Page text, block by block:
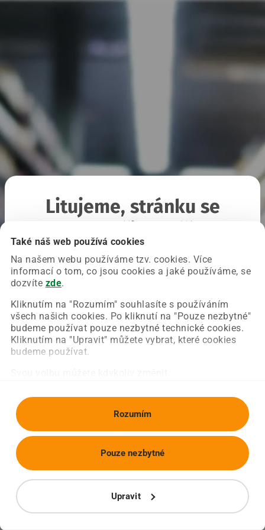
Také náš web používá cookies
Na našem webu používáme tzv. cookies. Více
informací o tom, co jsou cookies a jaké používáme, se
dozvíte zde.
Kliknutím na "Rozumím" souhlasíte s používáním
všech našich cookies. Po kliknutí na "Pouze nezbytné"
budeme používat pouze nezbytné technické cookies.
Kliknutím na "Upravit" můžete vybrat, které cookies
budeme používat.
Rozumím
Upravit
Pouze nezbytné
Litujeme, stránku se
Chyba nastala na naší straně a už ji opravujeme.
Zkuste prosím znovu načíst požadovanou stránku.
Obnovit stránku Úvodní strana